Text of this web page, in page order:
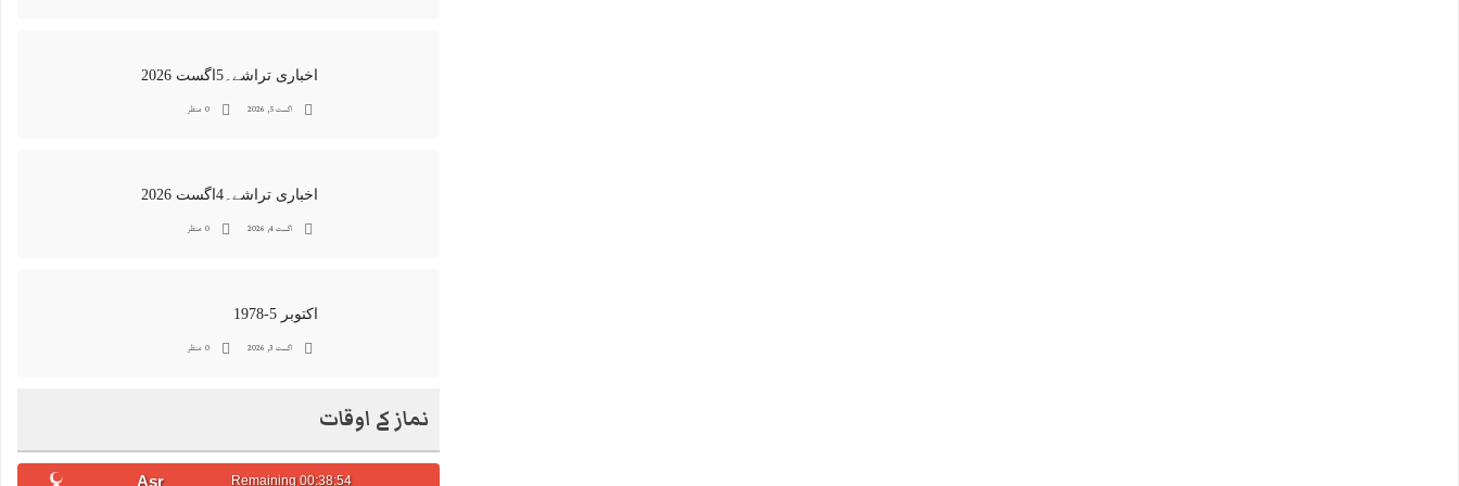
اخباری تراشے۔5اگست 2026
اگست 5, 2026 0 منظر
اخباری تراشے۔4اگست 2026
اگست 4, 2026 0 منظر
اکتوبر 5-1978
اگست 3, 2026 0 منظر
نماز کے اوقات